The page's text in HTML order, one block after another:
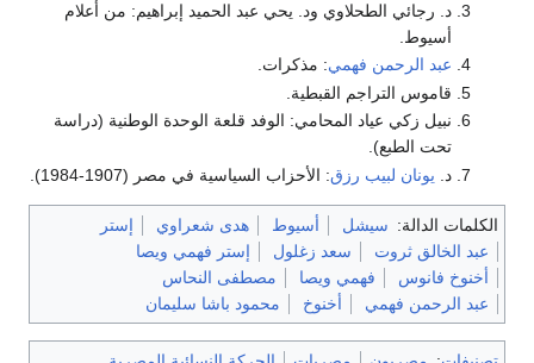
د. رجائي الطحلاوي ود. يحي عبد الحميد إبراهيم: من أعلام
أسيوط.
عبد الرحمن فهمي: مذكرات.
قاموس التراجم القبطية.
نبيل زكي عياد المحامي: الوفد قلعة الوحدة الوطنية (دراسة
تحت الطبع).
د. يونان لبيب رزق: الأحزاب السياسية في مصر (1907-1984).
الكلمات الدالة: سيشل أسيوط هدى شعراوي
إستر
عبد الخالق ثروت
سعد زغلول
إستر فهمي ويصا
أخنوخ فانوس
فهمي ويصا
مصطفى النحاس
عبد الرحمن فهمي
أخنوخ محمود باشا سليمان